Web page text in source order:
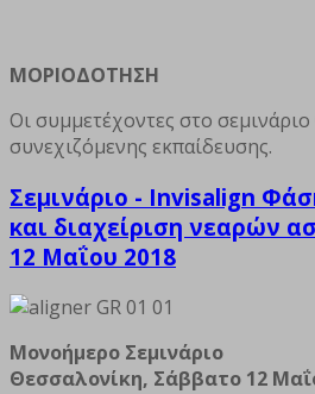
ΜΟΡΙΟΔΟΤΗΣΗ
Οι συμμετέχοντες στο
συνεχιζόμενης εκπαίδευσης.
Σεμινάριο - Invisalign
και διαχείριση νεαρών
12 Μαΐου 2018
Μονοήμερο Σεμινάριο
Θεσσαλονίκη, Σάββατο 12